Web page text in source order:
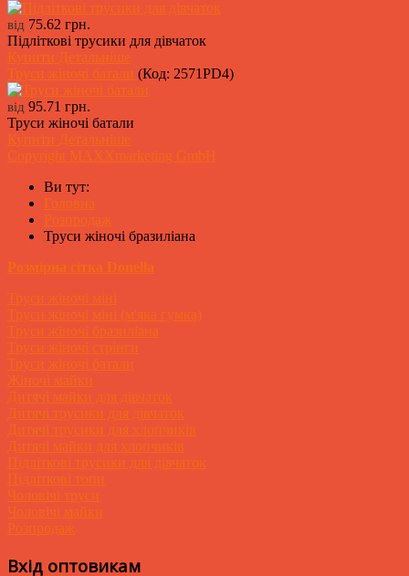
від 75.62 грн.
Підліткові трусики для дівчаток
Купити Детальніше
Труси жіночі батали (Код: 2571PD4)
від 95.71 грн.
Труси жіночі батали
Купити Детальніше
Copyright MAXXmarketing GmbH
Ви тут:
Головна
Розпродаж
Труси жіночі бразиліана
Розмірна сітка Donella
Труси жіночі міні
Труси жіночі міні (м'яка гумка)
Труси жіночі бразиліана
Труси жіночі стрінги
Труси жіночі батали
Жіночі майки
Дитячі майки для дівчаток
Дитячі трусики для дівчаток
Дитячі трусики для хлопчиків
Дитячі майки для хлопчиків
Підліткові трусики для дівчаток
Підліткові топи
Чоловічі труси
Чоловічі майки
Розпродаж
Вхід оптовикам